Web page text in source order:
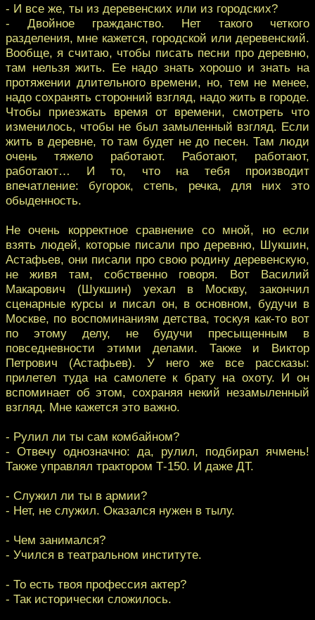
- И все же, ты из деревенских или из городских?
- Двойное гражданство. Нет такого четкого
разделения, мне кажется, городской или деревенский.
Вообще, я считаю, чтобы писать песни про деревню,
там нельзя жить. Ее надо знать хорошо и знать на
протяжении длительного времени, но, тем не менее,
надо сохранять сторонний взгляд, надо жить в городе.
Чтобы приезжать время от времени, смотреть что
изменилось, чтобы не был замыленный взгляд. Если
жить в деревне, то там будет не до песен. Там люди
очень тяжело работают. Работают, работают,
работают… И то, что на тебя производит
впечатление: бугорок, степь, речка, для них это
обыденность.
Не очень корректное сравнение со мной, но если
взять людей, которые писали про деревню, Шукшин,
Астафьев, они писали про свою родину деревенскую,
не живя там, собственно говоря. Вот Василий
Макарович (Шукшин) уехал в Москву, закончил
сценарные курсы и писал он, в основном, будучи в
Москве, по воспоминаниям детства, тоскуя как-то вот
по этому делу, не будучи пресыщенным в
повседневности этими делами. Также и Виктор
Петрович (Астафьев). У него же все рассказы:
прилетел туда на самолете к брату на охоту. И он
вспоминает об этом, сохраняя некий незамыленный
взгляд. Мне кажется это важно.
- Рулил ли ты сам комбайном?
- Отвечу однозначно: да, рулил, подбирал ячмень!
Также управлял трактором Т-150. И даже ДТ.
- Служил ли ты в армии?
- Нет, не служил. Оказался нужен в тылу.
- Чем занимался?
- Учился в театральном институте.
- То есть твоя профессия актер?
- Так исторически сложилось.